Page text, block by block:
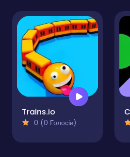
Trains.io
0 (0 Голосів)